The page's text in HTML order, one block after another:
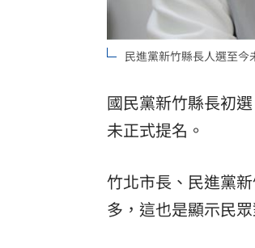
「拍片人的多重宇宙
8國球員齊聚高雄
理想混蛋號召粉絲跨
民進黨新竹縣長人選至今
國民黨新竹縣長初
未正式提名。
竹北市長、民進黨
多，這也是顯示民